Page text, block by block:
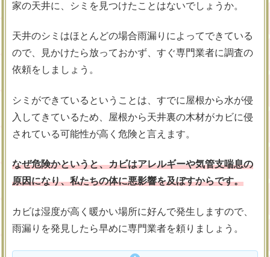
家の天井に、シミを見つけたことはないでしょうか。
天井のシミはほとんどの場合雨漏りによってできている
ので、見かけたら放っておかず、すぐ専門業者に調査の
依頼をしましょう。
シミができているということは、すでに屋根から水が侵
入してきているため、屋根から天井裏の木材がカビに侵
されている可能性が高く危険と言えます。
なぜ危険かというと、カビはアレルギーや気管支喘息の
原因になり、私たちの体に悪影響を及ぼすからです。
カビは湿度が高く暖かい場所に好んで発生しますので、
雨漏りを発見したら早めに専門業者を頼りましょう。